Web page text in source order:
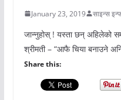
January 23, 2019 साइन्स
जान्नुहोस् ! यस्ता छन् अहिलेको
श्रीमती – “आफै चिया बनाउने
Share this: